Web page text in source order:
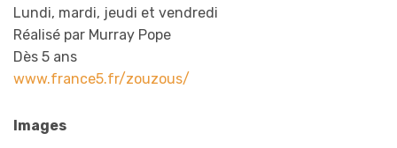
Lundi, mardi, jeudi et vendredi
Réalisé par Murray Pope
Dès 5 ans
www.france5.fr/zouzous/
Images